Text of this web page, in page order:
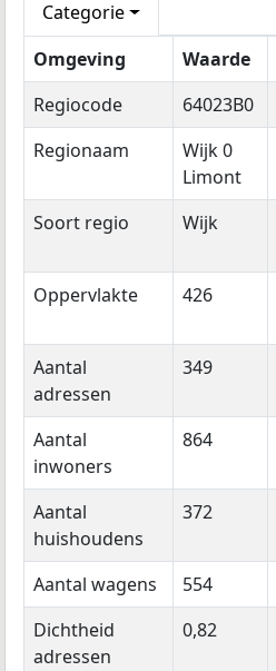
Categorie
Omgeving
Waarde
Regiocode
64023B0
Regionaam
Wijk 0
Limont
Soort regio Wijk
Oppervlakte 426
Aantal
adressen
349
Aantal
inwoners
864
Aantal
huishoudens
372
Aantal wagens 554
Dichtheid
adressen
0,82